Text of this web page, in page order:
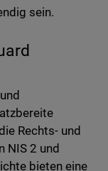
sein.
und
Rechts- und
NIS 2 und
bieten eine